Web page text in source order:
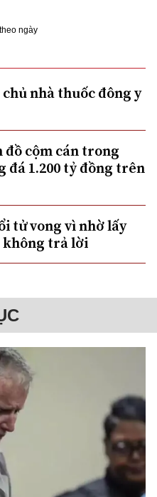
ngày
nhà thuốc đông y
cộm cán trong
đá 1.200 tỷ đồng trên
tử vong vì nhờ lấy
không trả lời